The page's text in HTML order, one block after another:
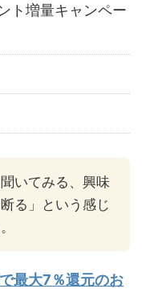
ト増量キャンペー
いてみる、興味
る」という感じ
最大7％還元のお